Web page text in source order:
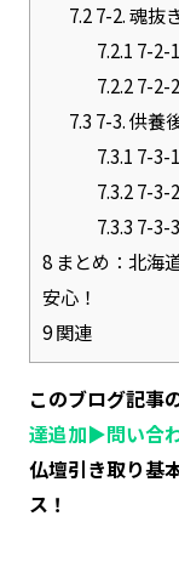
7.27-2. 魂抜
7.2.1 7-2-
7.2.27-2-
7.3 7-3. 供養
7.3.1 7-3-
7.3.27-3-
7.3.3 7-3-
8まとめ：北海
安心！
9関連
このブログ記事
達追加▶︎問い合
仏壇引き取り基
ス！